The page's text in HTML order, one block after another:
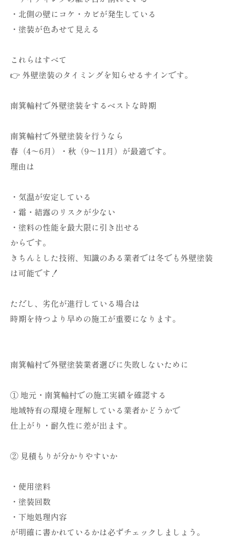
・北側の壁にコケ・カビが発生している
・塗装が色あせて見える
これらはすべて
👉 外壁塗装のタイミングを知らせるサインです。
南箕輪村で外壁塗装をするベストな時期
南箕輪村で外壁塗装を行うなら
春（4〜6月）・秋（9〜11月）が最適です。
理由は
・気温が安定している
・霜・結露のリスクが少ない
・塗料の性能を最大限に引き出せる
からです。
きちんとした技術、知識のある業者では冬でも外壁塗装
は可能です！
ただし、劣化が進行している場合は
時期を待つより早めの施工が重要になります。
南箕輪村で外壁塗装業者選びに失敗しないために
① 地元・南箕輪村での施工実績を確認する
地域特有の環境を理解している業者かどうかで
仕上がり・耐久性に差が出ます。
② 見積もりが分かりやすいか
・使用塗料
・塗装回数
・下地処理内容
が明確に書かれているかは必ずチェックしましょう。